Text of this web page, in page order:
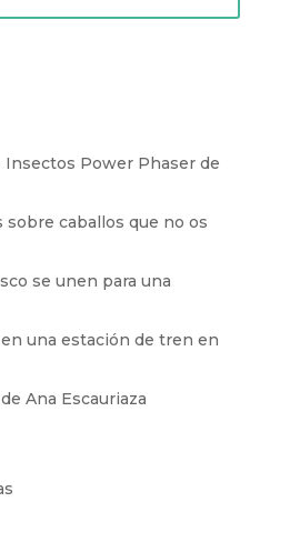
Insectos Power Phaser de
sobre caballos que no os
se unen para una
una estación de tren en
Ana Escauriaza